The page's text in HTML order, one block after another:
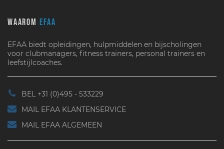
WAAROM EFAA
EFAA biedt opleidingen, hulpmiddelen en bijscholingen
voor clubmanagers, fitness trainers, personal trainers en
leefstijlcoaches.
BEL +31 (0)495 - 533229
MAIL EFAA KLANTENSERVICE
MAIL EFAA ALGEMEEN